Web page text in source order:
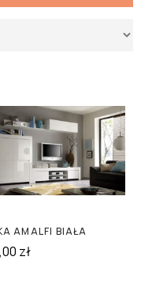
AMALFI BIAŁA
zł